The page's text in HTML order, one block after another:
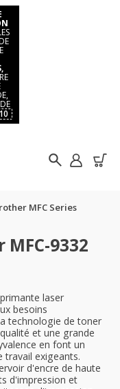
MFC Series
9332
laser
besoins
technologie de toner
et une grande
en font un
travail exigeants.
d'encre de haute
d'impression et